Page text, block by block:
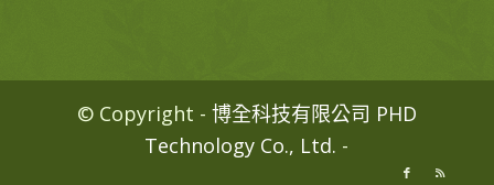
© Copyright - 博全科技有限公司 PHD
Technology Co., Ltd. -